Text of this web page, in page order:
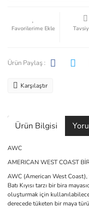
Ürün Paylaş :
Karşılaştır
Ürün Bilgisi
AWC
AMERICAN WEST COAST
AWC (American West
Batı Kıyısı tarzı bir bira
oluşturmak için
derecede tüketen bir maya